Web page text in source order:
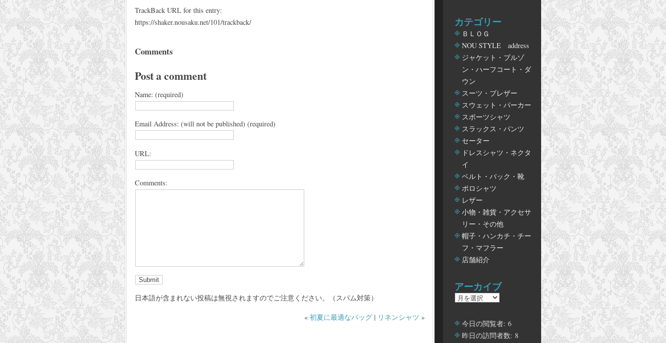
TrackBack URL for this entry:
https://shaker.nousaku.net/101/trackback/
Comments
Post a comment
Name: (required)
Email Address: (will not be published) (required)
URL:
Comments:
日本語が含まれない投稿は無視されますのでご注意ください。（スパム対策）
« 初夏に最適なバッグ | リネンシャツ »
カテゴリー
ＢＬＯＧ
NOU STYLE address
ジャケット・ブルゾ
ン・ハーフコート・ダ
ウン
スーツ・ブレザー
スウェット・パーカー
スポーツシャツ
スラックス・パンツ
セーター
ドレスシャツ・ネクタ
イ
ベルト・バック・靴
ポロシャツ
レザー
小物・雑貨・アクセサ
リー・その他
帽子・ハンカチ・チー
フ・マフラー
店舗紹介
アーカイブ
ア
カ
イ
今日の閲覧者: 6
昨日の訪問者数: 8